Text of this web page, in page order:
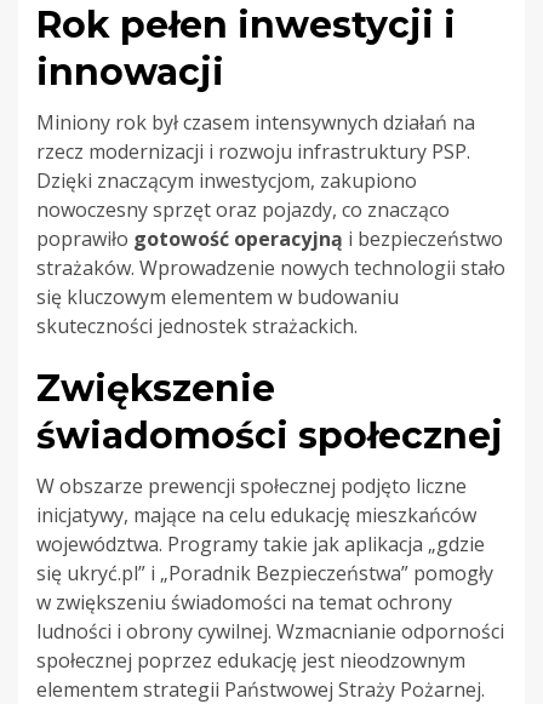
Rok pełen inwestycji i
innowacji
Miniony rok był czasem intensywnych działań na
rzecz modernizacji i rozwoju infrastruktury PSP.
Dzięki znaczącym inwestycjom, zakupiono
nowoczesny sprzęt oraz pojazdy, co znacząco
poprawiło gotowość operacyjną i bezpieczeństwo
strażaków. Wprowadzenie nowych technologii stało
się kluczowym elementem w budowaniu
skuteczności jednostek strażackich.
Zwiększenie
świadomości społecznej
W obszarze prewencji społecznej podjęto liczne
inicjatywy, mające na celu edukację mieszkańców
województwa. Programy takie jak aplikacja „gdzie
się ukryć.pl” i „Poradnik Bezpieczeństwa” pomogły
w zwiększeniu świadomości na temat ochrony
ludności i obrony cywilnej. Wzmacnianie odporności
społecznej poprzez edukację jest nieodzownym
elementem strategii Państwowej Straży Pożarnej.